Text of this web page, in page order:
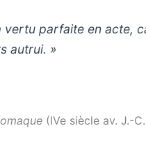
vertu parfaite en acte,
autrui. »
(IVe siècle av. J.-